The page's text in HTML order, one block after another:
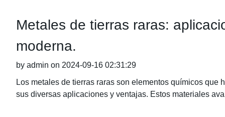
Metales de tierras raras:
moderna.
by admin on 2024-09-16 02:31:29
Los metales de tierras raras son elementos químicos
sus diversas aplicaciones y ventajas. Estos materiales